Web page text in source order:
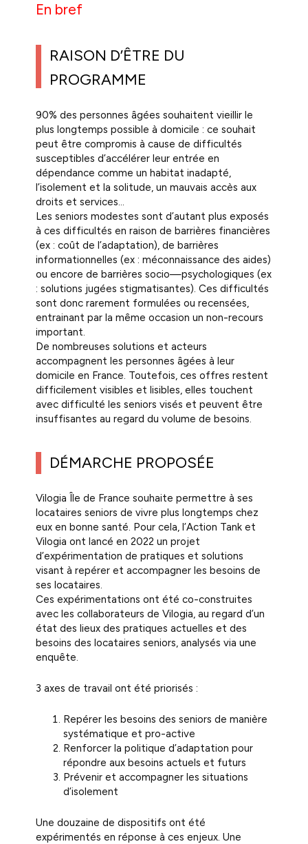
En bref
RAISON D’ÊTRE DU
PROGRAMME
90% des personnes âgées souhaitent vieillir le
plus longtemps possible à domicile : ce souhait
peut être compromis à cause de difficultés
susceptibles d’accélérer leur entrée en
dépendance comme un habitat inadapté,
l’isolement et la solitude, un mauvais accès aux
droits et services…
Les seniors modestes sont d’autant plus exposés
à ces difficultés en raison de barrières financières
(ex : coût de l’adaptation), de barrières
informationnelles (ex : méconnaissance des aides)
ou encore de barrières socio—psychologiques (ex
: solutions jugées stigmatisantes). Ces difficultés
sont donc rarement formulées ou recensées,
entrainant par la même occasion un non-recours
important.
De nombreuses solutions et acteurs
accompagnent les personnes âgées à leur
domicile en France. Toutefois, ces offres restent
difficilement visibles et lisibles, elles touchent
avec difficulté les seniors visés et peuvent être
insuffisantes au regard du volume de besoins.
DÉMARCHE PROPOSÉE
Vilogia Île de France souhaite permettre à ses
locataires seniors de vivre plus longtemps chez
eux en bonne santé. Pour cela, l’Action Tank et
Vilogia ont lancé en 2022 un projet
d’expérimentation de pratiques et solutions
visant à repérer et accompagner les besoins de
ses locataires.
Ces expérimentations ont été co-construites
avec les collaborateurs de Vilogia, au regard d’un
état des lieux des pratiques actuelles et des
besoins des locataires seniors, analysés via une
enquête.
3 axes de travail ont été priorisés :
Repérer les besoins des seniors de manière
systématique et pro-active
Renforcer la politique d’adaptation pour
répondre aux besoins actuels et futurs
Prévenir et accompagner les situations
d’isolement
Une douzaine de dispositifs ont été
expérimentés en réponse à ces enjeux. Une